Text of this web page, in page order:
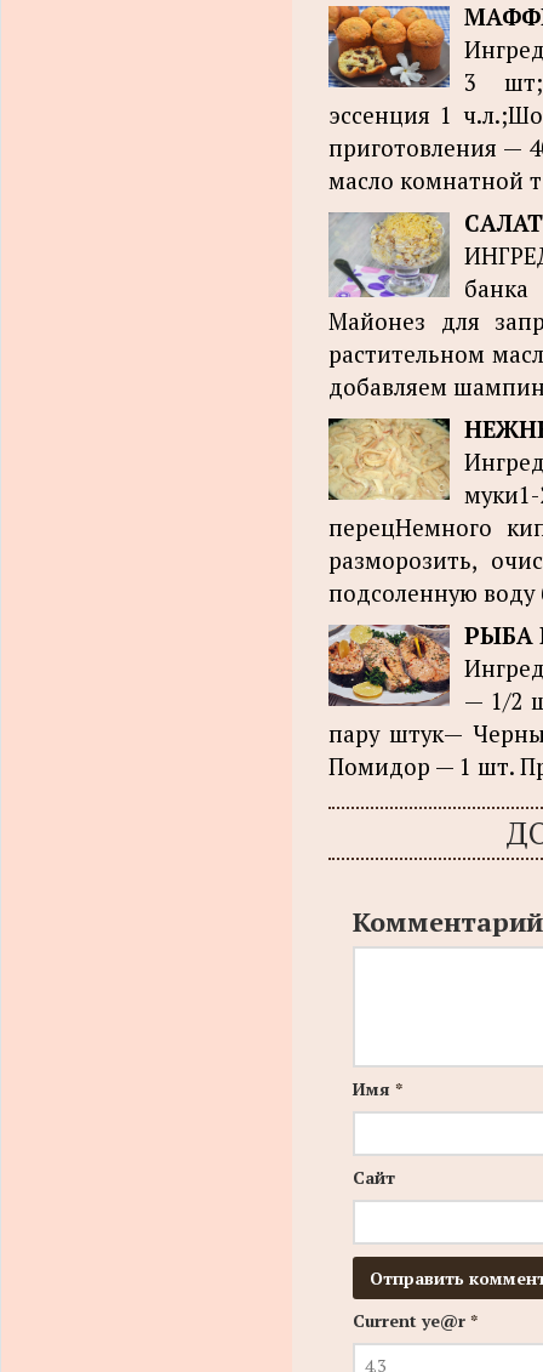
3
эссенция 1
приготовления —
масло комнатной
Майонез для
растительном
добавляем
перецНемного
разморозить,
подсоленную воду
РЫБА
— 1/2
пару штук—
Помидор — 1 шт.
Комментарий
Имя *
Сайт
Current ye@r *